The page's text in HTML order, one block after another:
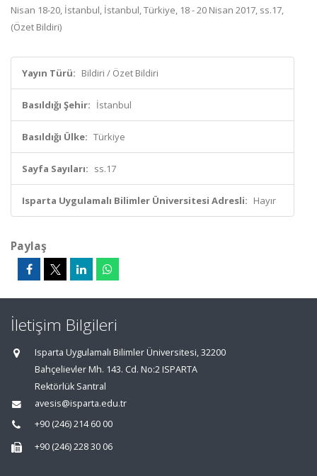
Nisan 18-20, İstanbul, İstanbul, Türkiye, 18 - 20 Nisan 2017, ss.17,
(Özet Bildiri)
Yayın Türü: Bildiri / Özet Bildiri
Basıldığı Şehir: İstanbul
Basıldığı Ülke: Türkiye
Sayfa Sayıları: ss.17
Isparta Uygulamalı Bilimler Üniversitesi Adresli: Hayır
Paylaş
İletişim Bilgileri
Isparta Uygulamalı Bilimler Üniversitesi, 32200
Bahçelievler Mh. 143. Cd. No:2 ISPARTA
Rektörlük Santral
avesis@isparta.edu.tr
+90 (246) 214 60 00
+90 (246) 228 30 06